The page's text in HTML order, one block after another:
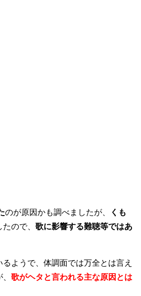
のが原因かも調べましたが、
くも
ので、 歌に影響する難聴等ではあ
るようで、体調面では万全とは言え
歌がヘタと言われる主な原因とは